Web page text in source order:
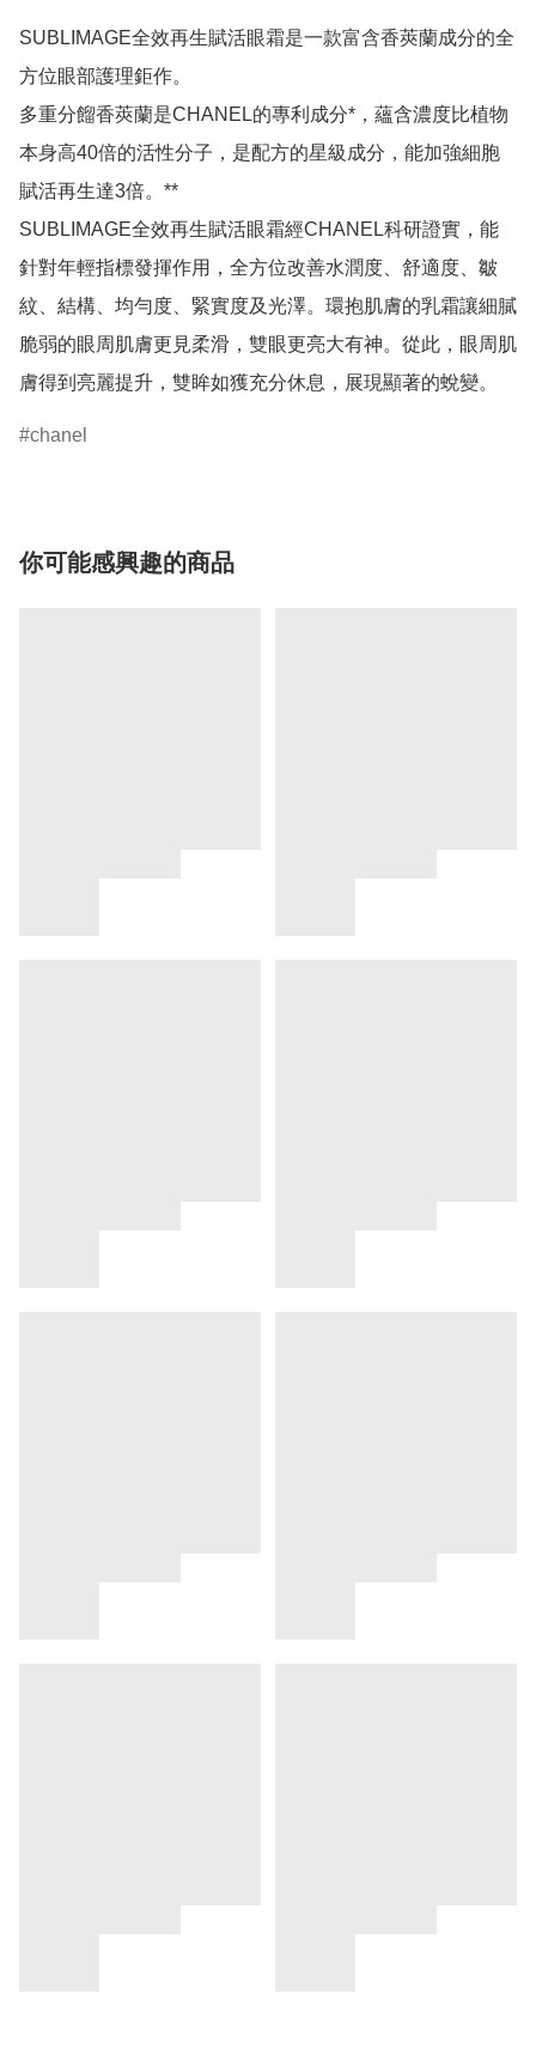
SUBLIMAGE全效再生賦活眼霜是一款富含香莢蘭成分的全
方位眼部護理鉅作。
多重分餾香莢蘭是CHANEL的專利成分*，蘊含濃度比植物
本身高40倍的活性分子，是配方的星級成分，能加強細胞
賦活再生達3倍。**
SUBLIMAGE全效再生賦活眼霜經CHANEL科研證實，能
針對年輕指標發揮作用，全方位改善水潤度、舒適度、皺
紋、結構、均勻度、緊實度及光澤。環抱肌膚的乳霜讓細膩
脆弱的眼周肌膚更見柔滑，雙眼更亮大有神。從此，眼周肌
膚得到亮麗提升，雙眸如獲充分休息，展現顯著的蛻變。
chanel
你可能感興趣的商品